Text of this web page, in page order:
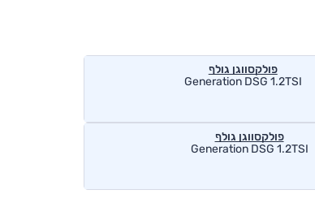
פולקסווגן גולף
Generation DSG 1.2TSI
פולקסווגן גולף
Generation DSG 1.2TSI